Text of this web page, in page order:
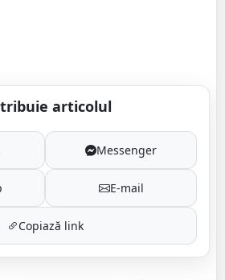
articolul
Messenger
E-mail
Copiază link